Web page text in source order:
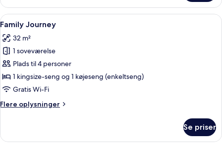
Explorer
Queen
Indlæs
alle
billeder
af
Family
Journey
Et moderne hotelværelse med en
13
Family Journey
32 m²
1 soveværelse
Plads til 4 personer
1 kingsize-seng og 1 køjeseng (enkeltseng)
Gratis Wi-Fi
Flere oplysninger
Flere
Journey
Se priser